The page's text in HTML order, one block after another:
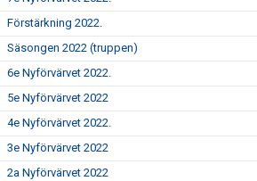
Förstärkning 2022.
Säsongen 2022 (truppen)
6e Nyförvärvet 2022.
5e Nyförvärvet 2022
4e Nyförvärvet 2022.
3e Nyförvärvet 2022
2a Nyförvärvet 2022